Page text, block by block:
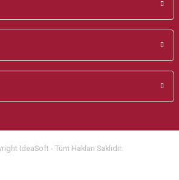
IdeaSoft - Tüm Hakları Saklıdır.